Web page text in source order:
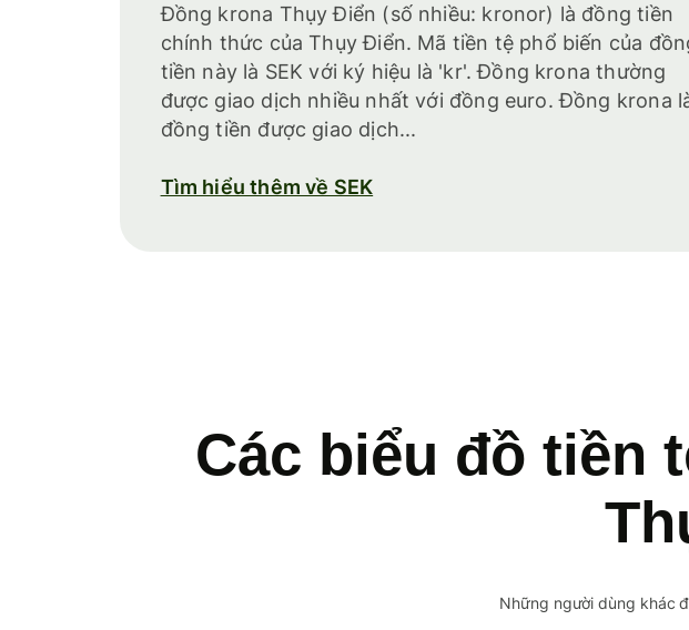
Đồng krona Thụy Điển (số nhiều: kronor) là đồng tiền
chính thức của Thụy Điển. Mã tiền tệ phổ biến của
tiền này là SEK với ký hiệu là 'kr'. Đồng krona thường
được giao dịch nhiều nhất với đồng euro. Đồng krona
đồng tiền được giao dịch...
Tìm hiểu thêm về SEK
Các biểu đồ tiền
Những người dùng khác